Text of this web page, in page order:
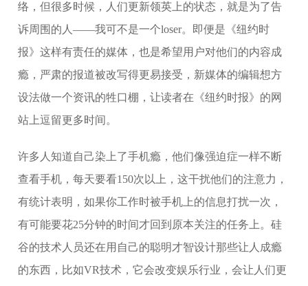
络，但很多时候，人们更新领英上的状态，就是为了告
诉周围的人——我可不是一个loser。即便是《纽约时
报》这样有责任的媒体，也是希望用户对他们的内容成
瘾，严肃的报道被改写得更易接受，新媒体的编辑想方
设法做一个资讯的牲口棚，让读者在《纽约时报》的网
站上逗留更多时间。
许多人知道自己染上了手机瘾，他们像强迫症一样不断
查看手机，每天要看150次以上，这干扰他们的注意力，
有统计表明，如果你工作时被手机上的信息打扰一次，
有可能要花25分钟的时间才回到原本关注的任务上。硅
谷的技术人员还在用自己的聪明才智设计那些让人成瘾
的东西，比如VR技术，它会改变娱乐行业，会让人们更